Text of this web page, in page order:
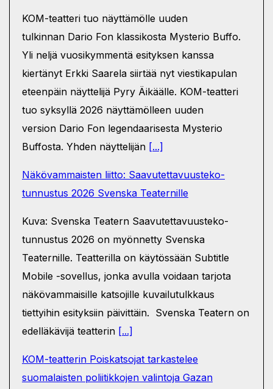
KOM-teatteri tuo näyttämölle uuden
tulkinnan Dario Fon klassikosta Mysterio Buffo.
Yli neljä vuosikymmentä esityksen kanssa
kiertänyt Erkki Saarela siirtää nyt viestikapulan
eteenpäin näyttelijä Pyry Äikäälle. KOM-teatteri
tuo syksyllä 2026 näyttämölleen uuden
version Dario Fon legendaarisesta Mysterio
Buffosta. Yhden näyttelijän [...]
Näkövammaisten liitto: Saavutettavuusteko-
tunnustus 2026 Svenska Teaternille
Kuva: Svenska Teatern Saavutettavuusteko-
tunnustus 2026 on myönnetty Svenska
Teaternille. Teatterilla on käytössään Subtitle
Mobile -sovellus, jonka avulla voidaan tarjota
näkövammaisille katsojille kuvailutulkkaus
tiettyihin esityksiin päivittäin. Svenska Teatern on
edelläkävijä teatterin [...]
KOM-teatterin Poiskatsojat tarkastelee
suomalaisten poliitikkojen valintoja Gazan